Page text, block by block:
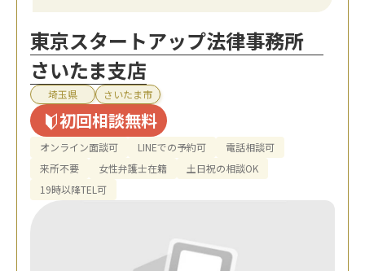
東京スタートアップ法律事務所
さいたま支店
埼玉県 さいたま市
初回相談無料
オンライン面談可 LINEでの予約可
電話相談可
来所不要
女性弁護士在籍
土日祝の相談OK
19時以降TEL可